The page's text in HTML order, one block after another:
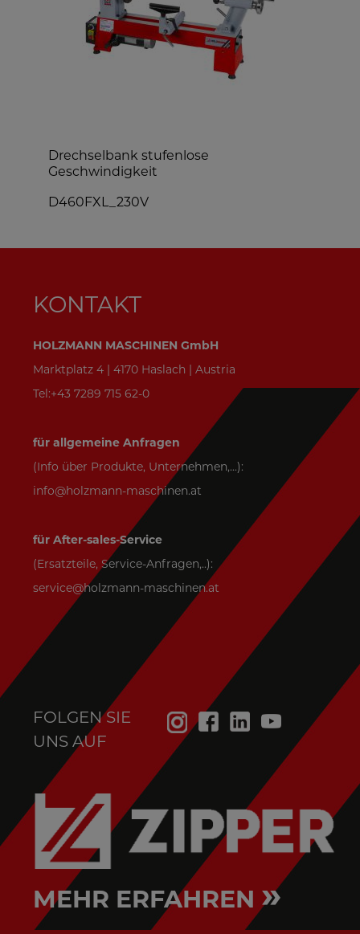
Drechselbank stufenlose
Geschwindigkeit
D460FXL_230V
KONTAKT
HOLZMANN MASCHINEN GmbH
Marktplatz 4 | 4170 Haslach | Austria
Tel:+43 7289 715 62-0
für allgemeine Anfragen
(Info über Produkte, Unternehmen,...):
info@holzmann-maschinen.at
für After-sales-Service
(Ersatzteile, Service-Anfragen,..):
service@holzmann-maschinen.at
FOLGEN SIE
UNS AUF
MEHR ERFAHREN »